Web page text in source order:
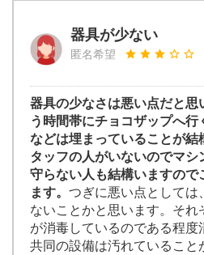
器具が少ない
匿名希望
器具の少なさは悪い点だと思
う時間帯にチョコザップへ
などは埋まっていることが結
タッフの人がいないのでマシ
守らない人も結構いますので
ます。 つぎに悪い点としては
ないことかと思います。それ
が消毒しているのである程
共同の設備は汚れていること